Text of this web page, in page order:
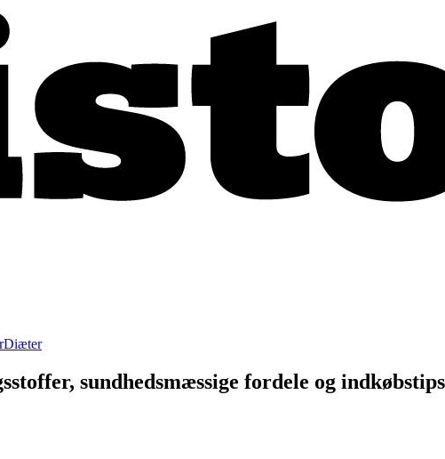
Diæter
sundhedsmæssige fordele og indkøbstips